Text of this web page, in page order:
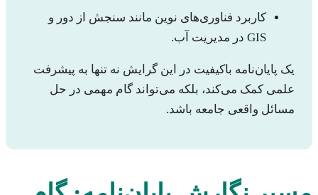
کاربرد فناوری‌های نوین مانند سنجش از دور و
GIS در مدیریت آب.
یک پایان‌نامه باکیفیت در این گرایش نه تنها به پیشرفت
علمی کمک می‌کند، بلکه می‌تواند گام مهمی در حل
مسائل واقعی جامعه باشد.